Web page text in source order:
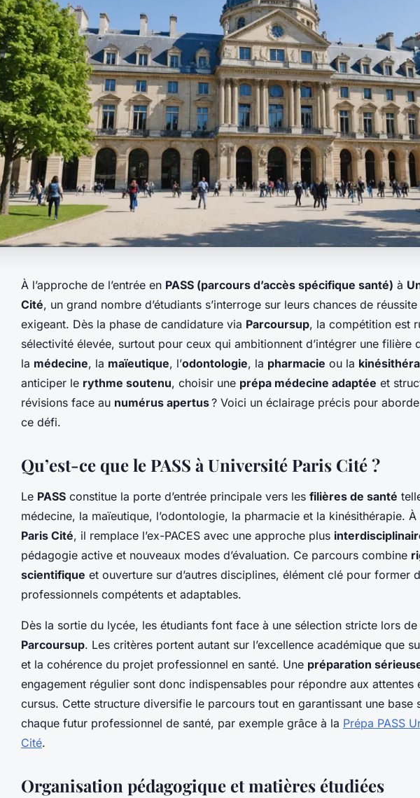
À l’approche de l’entrée en PASS (parcours d’accès spécifique santé) à
Cité, un grand nombre d’étudiants s’interroge sur leurs chances de
exigeant. Dès la phase de candidature via Parcoursup, la compétition est
sélectivité élevée, surtout pour ceux qui ambitionnent d’intégrer une filière
la médecine, la maïeutique, l’odontologie, la pharmacie ou la
anticiper le rythme soutenu, choisir une prépa médecine adaptée et
révisions face au numérus apertus? Voici un éclairage précis pour
ce défi.
Qu’est-ce que le PASS à Université Paris Cité ?
Le PASS constitue la porte d’entrée principale vers les filières de santé
médecine, la maïeutique, l’odontologie, la pharmacie et la kinésithérapie. À
Paris Cité, il remplace l’ex-PACES avec une approche plus
pédagogie active et nouveaux modes d’évaluation. Ce parcours combine
scientifique et ouverture sur d’autres disciplines, élément clé pour former
professionnels compétents et adaptables.
Dès la sortie du lycée, les étudiants font face à une sélection stricte lors
Parcoursup. Les critères portent autant sur l’excellence académique que
et la cohérence du projet professionnel en santé. Une préparation
engagement régulier sont donc indispensables pour répondre aux attentes
cursus. Cette structure diversifie le parcours tout en garantissant une base
chaque futur professionnel de santé, par exemple grâce à la Prépa PASS
Cité.
Organisation pédagogique et matières étudiées